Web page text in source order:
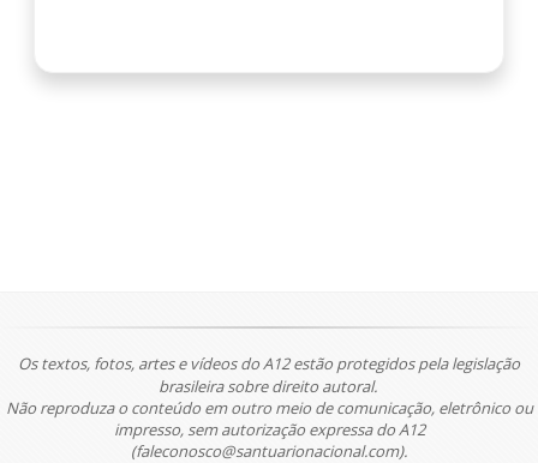
Os textos, fotos, artes e vídeos do A12 estão protegidos pela legislação
brasileira sobre direito autoral.
Não reproduza o conteúdo em outro meio de comunicação, eletrônico ou
impresso, sem autorização expressa do A12
(faleconosco@santuarionacional.com).